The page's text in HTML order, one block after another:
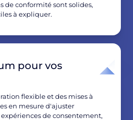
de conformité sont solides,
à expliquer.
pour vos
flexible et des mises à
en mesure d'ajuster
de consentement,